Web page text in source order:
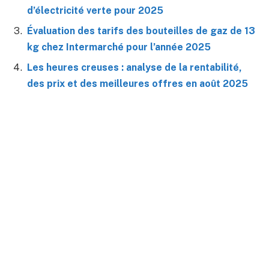
d’électricité verte pour 2025
Évaluation des tarifs des bouteilles de gaz de 13
kg chez Intermarché pour l’année 2025
Les heures creuses : analyse de la rentabilité,
des prix et des meilleures offres en août 2025